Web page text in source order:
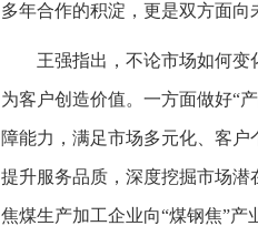
多年合作的积淀，更是双方面向
王强指出，不论市场如何变
为客户创造价值。一方面做好“
障能力，满足市场多元化、客户
提升服务品质，深度挖掘市场
焦煤生产加工企业向“煤钢焦”产